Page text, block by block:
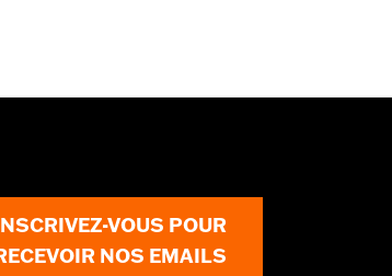
VOUS POUR
NOS EMAILS